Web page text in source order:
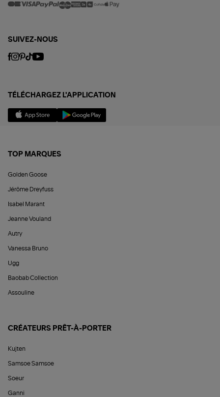
SUIVEZ-NOUS
TÉLÉCHARGEZ L'APPLICATION
TOP MARQUES
Golden Goose
Jérôme Dreyfuss
Isabel Marant
Jeanne Vouland
Autry
Vanessa Bruno
Ugg
Baobab Collection
Assouline
CRÉATEURS PRÊT-À-PORTER
Kujten
Samsoe Samsoe
Soeur
Ganni